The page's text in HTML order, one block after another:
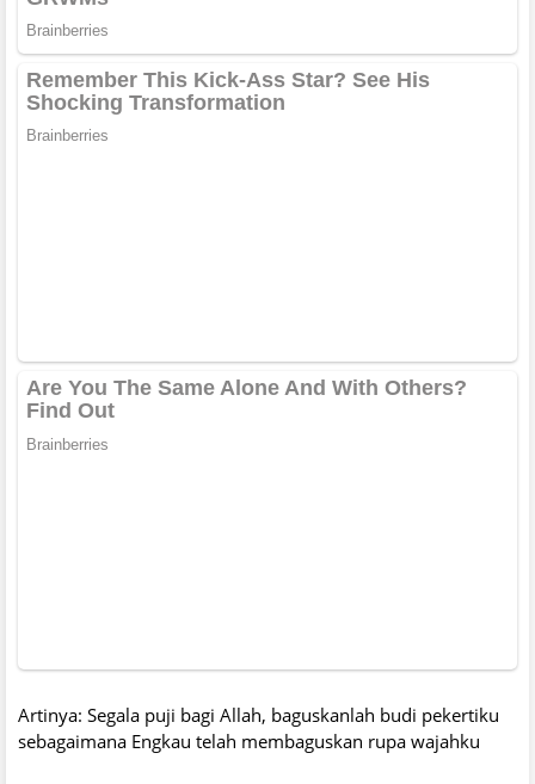
Artinya: Segala puji bagi Allah, baguskanlah budi pekertiku
sebagaimana Engkau telah membaguskan rupa wajahku